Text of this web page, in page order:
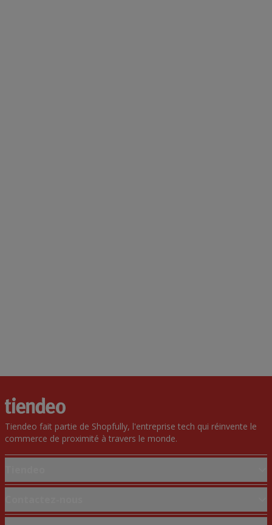
Tiendeo fait partie de Shopfully, l'entreprise tech qui réinvente le
commerce de proximité à travers le monde.
Solutions professionnelles